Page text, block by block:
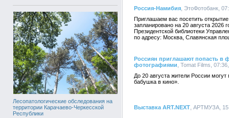
Лесопатологические обследования на
территории Карачаево-Черкесской
Республики
Россия-Намибия , ЭтоФотобанк,
Приглашаем вас посетить
запланировано на 20 августа 2026
Президентской библиотеки
по адресу: Москва, Славянская
Россиян приглашают попасть
фотографиями , Tomat Films,
До 20 августа жители России
бабушка в кино».
Выставка ART.NEXT , АРТМУЗА,